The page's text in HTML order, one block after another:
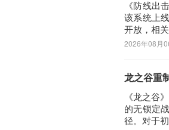
《防线出
该系统上
开放，相
2026年08月
龙之谷重
《龙之谷
的无锁定
径。对于